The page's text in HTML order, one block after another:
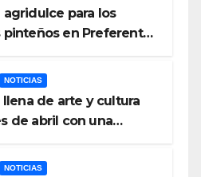
agridulce para los
pinteños en Preferente
amenaza
NOTICIAS
llena de arte y cultura
de abril con una
y espectáculos
NOTICIAS